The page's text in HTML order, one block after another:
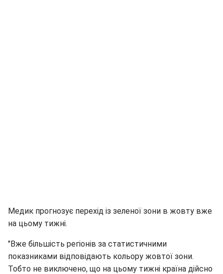
Медик прогнозує перехід із зеленої зони в жовту вже
на цьому тижні.
"Вже більшість регіонів за статистичними
показниками відповідають кольору жовтої зони.
Тобто не виключено, що на цьому тижні країна дійсно